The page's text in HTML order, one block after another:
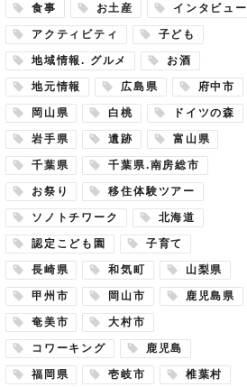
食事 お土産 インタビュー
アクティビティ 子ども
地域情報. グルメ お酒
地元情報 広島県 府中市
岡山県 白桃 ドイツの森
岩手県 遺跡 富山県
千葉県 千葉県.南房総市
お祭り 移住体験ツアー
ソノトチワーク 北海道
認定こども園 子育て
長崎県 和気町 山梨県
甲州市 岡山市 鹿児島県
奄美市 大村市
コワーキング 鹿児島
福岡県 壱岐市 椎葉村